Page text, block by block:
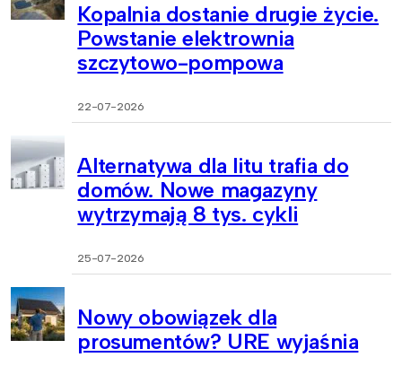
Kopalnia dostanie drugie życie.
Powstanie elektrownia
szczytowo-pompowa
22-07-2026
Alternatywa dla litu trafia do
domów. Nowe magazyny
wytrzymają 8 tys. cykli
25-07-2026
Nowy obowiązek dla
prosumentów? URE wyjaśnia